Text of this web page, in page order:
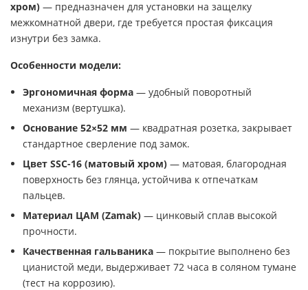
хром) — предназначен для установки на защелку
межкомнатной двери, где требуется простая фиксация
изнутри без замка.
Особенности модели:
Эргономичная форма — удобный поворотный
механизм (вертушка).
Основание 52×52 мм — квадратная розетка, закрывает
стандартное сверление под замок.
Цвет SSC-16 (матовый хром) — матовая, благородная
поверхность без глянца, устойчива к отпечаткам
пальцев.
Материал ЦАМ (Zamak) — цинковый сплав высокой
прочности.
Качественная гальваника — покрытие выполнено без
цианистой меди, выдерживает 72 часа в соляном тумане
(тест на коррозию).